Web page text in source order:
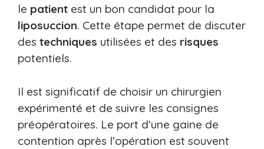
le patient est un bon candidat pour la
liposuccion. Cette étape permet de discuter
des techniques utilisées et des risques
potentiels.
Il est significatif de choisir un chirurgien
expérimenté et de suivre les consignes
préopératoires. Le port d’une gaine de
contention après l’opération est souvent